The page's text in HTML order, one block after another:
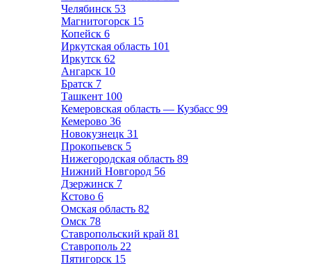
Челябинск 53
Магнитогорск 15
Копейск 6
Иркутская область 101
Иркутск 62
Ангарск 10
Братск 7
Ташкент 100
Кемеровская область — Кузбасс 99
Кемерово 36
Новокузнецк 31
Прокопьевск 5
Нижегородская область 89
Нижний Новгород 56
Дзержинск 7
Кстово 6
Омская область 82
Омск 78
Ставропольский край 81
Ставрополь 22
Пятигорск 15